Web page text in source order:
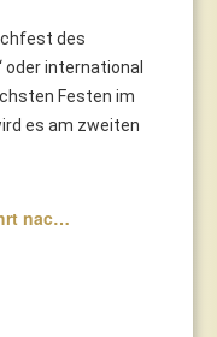
des
oder international
Festen im
es am zweiten
nac…